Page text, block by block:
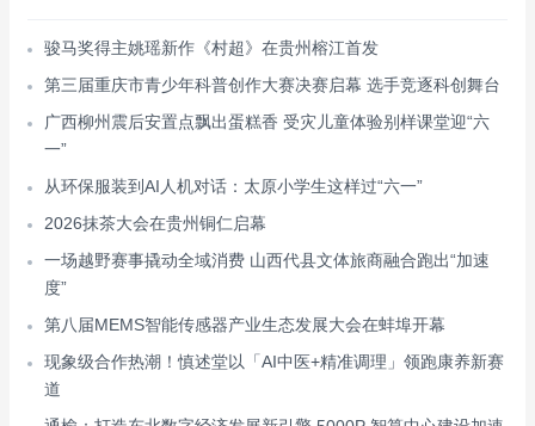
骏马奖得主姚瑶新作《村超》在贵州榕江首发
第三届重庆市青少年科普创作大赛决赛启幕 选手竞逐科创舞台
广西柳州震后安置点飘出蛋糕香 受灾儿童体验别样课堂迎“六
一”
从环保服装到AI人机对话：太原小学生这样过“六一”
2026抹茶大会在贵州铜仁启幕
一场越野赛事撬动全域消费 山西代县文体旅商融合跑出“加速
度”
第八届MEMS智能传感器产业生态发展大会在蚌埠开幕
现象级合作热潮！慎述堂以「AI中医+精准调理」领跑康养新赛
道